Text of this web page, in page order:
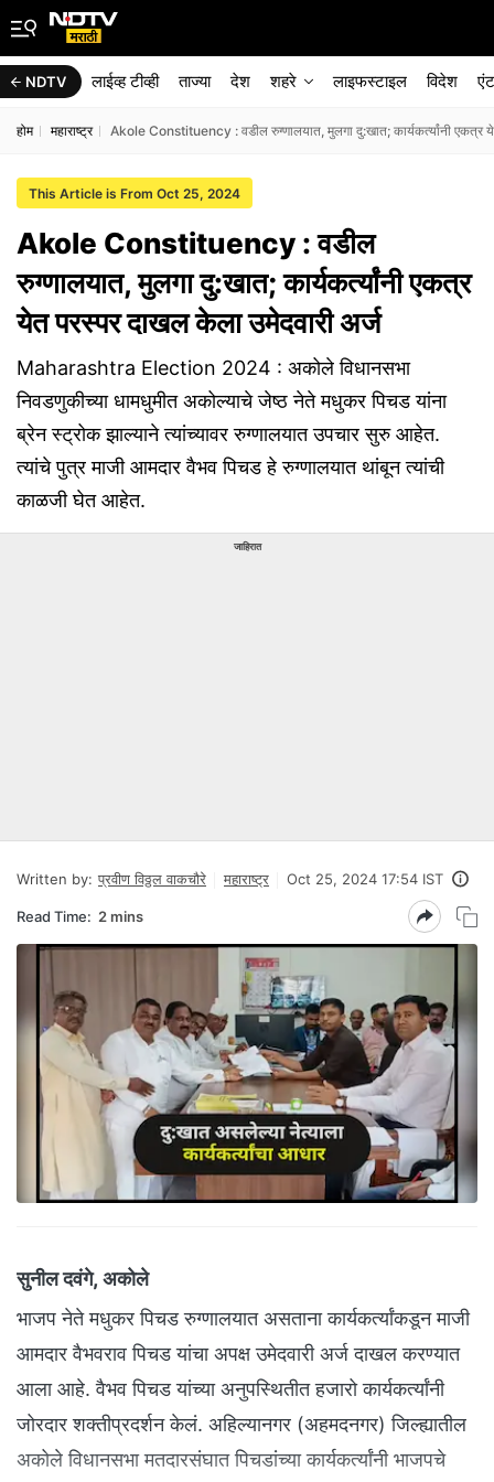
NDTV लाईव्ह टीव्ही ताज्या देश शहरे लाइफस्टाइल विदेश
होम महाराष्ट्र Akole Constituency : वडील रुग्णालयात, मुलगा दु:खात; कार्यकर्त्यांनी एकत्र
This Article is From Oct 25, 2024
Akole Constituency : वडील
रुग्णालयात, मुलगा दु:खात; कार्यकर्त्यांनी एकत्र
येत परस्पर दाखल केला उमेदवारी अर्ज
Maharashtra Election 2024 : अकोले विधानसभा
निवडणुकीच्या धामधुमीत अकोल्याचे जेष्ठ नेते मधुकर पिचड यांना
ब्रेन स्ट्रोक झाल्याने त्यांच्यावर रुग्णालयात उपचार सुरु आहेत.
त्यांचे पुत्र माजी आमदार वैभव पिचड हे रुग्णालयात थांबून त्यांची
काळजी घेत आहेत.
जाहिरात
Written by: प्रवीण विठ्ठल वाकचौरे महाराष्ट्र Oct 25, 2024 17:54 IST
Read Time: 2 mins
सुनील दवंगे, अकोले
भाजप नेते मधुकर पिचड रुग्णालयात असताना कार्यकर्त्यांकडून माजी
आमदार वैभवराव पिचड यांचा अपक्ष उमेदवारी अर्ज दाखल करण्यात
आला आहे. वैभव पिचड यांच्या अनुपस्थितीत हजारो कार्यकर्त्यांनी
जोरदार शक्तीप्रदर्शन केलं. अहिल्यानगर (अहमदनगर) जिल्ह्यातील
अकोले विधानसभा मतदारसंघात पिचडांच्या कार्यकर्त्यांनी भाजपचे